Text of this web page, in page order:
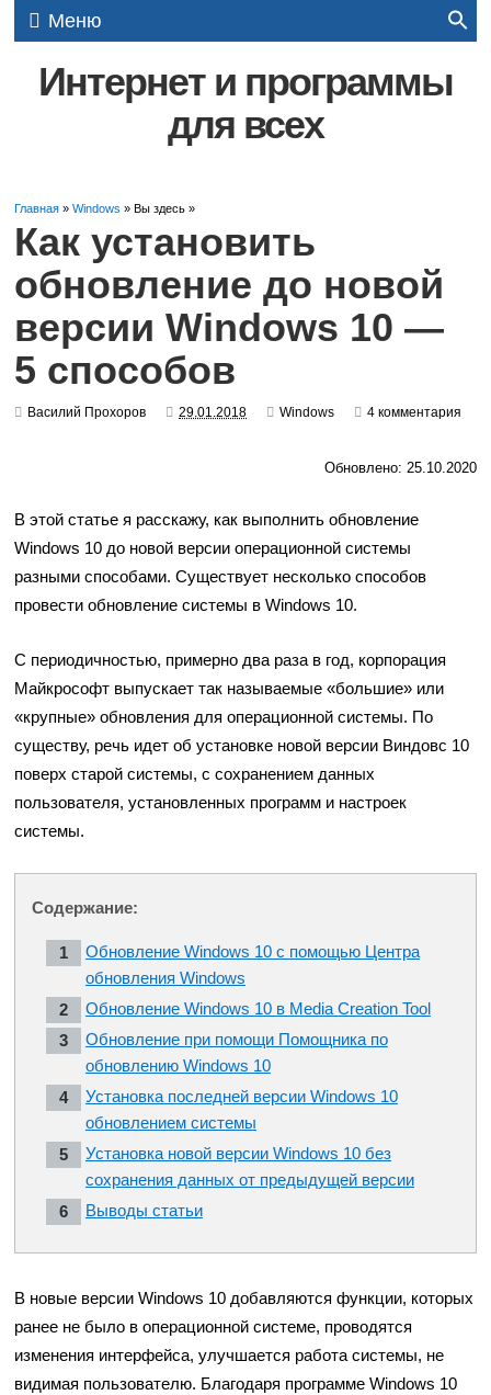
Меню
Интернет и программы
для всех
Главная »Windows » Вы здесь »
Как установить
обновление до новой
версии Windows 10 —
5 способов
Василий Прохоров 29.01.2018 Windows 4 комментария
Обновлено: 25.10.2020
В этой статье я расскажу, как выполнить обновление
Windows 10 до новой версии операционной системы
разными способами. Существует несколько способов
провести обновление системы в Windows 10.
С периодичностью, примерно два раза в год, корпорация
Майкрософт выпускает так называемые «большие» или
«крупные» обновления для операционной системы. По
существу, речь идет об установке новой версии Виндовс 10
поверх старой системы, с сохранением данных
пользователя, установленных программ и настроек
системы.
Содержание:
Обновление Windows 10 с помощью Центра
обновления Windows
Обновление Windows 10 в Media Creation Tool
Обновление при помощи Помощника по
обновлению Windows 10
Установка последней версии Windows 10
обновлением системы
Установка новой версии Windows 10 без
сохранения данных от предыдущей версии
Выводы статьи
В новые версии Windows 10 добавляются функции, которых
ранее не было в операционной системе, проводятся
изменения интерфейса, улучшается работа системы, не
видимая пользователю. Благодаря программе Windows 10